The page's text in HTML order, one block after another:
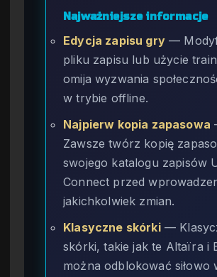
Najważniejsze informacje
Edycja zapisu gry—
pliku zapisu lub użycie
omija wyzwania
w trybie offline.
Najpierw kopia zapasowa
Zawsze twórz kopię
swojego katalogu zapisów
Connect przed
jakichkolwiek zmian.
Klasyczne skórki—
skórki, takie jak te Altaïra i
można odblokować siłowo